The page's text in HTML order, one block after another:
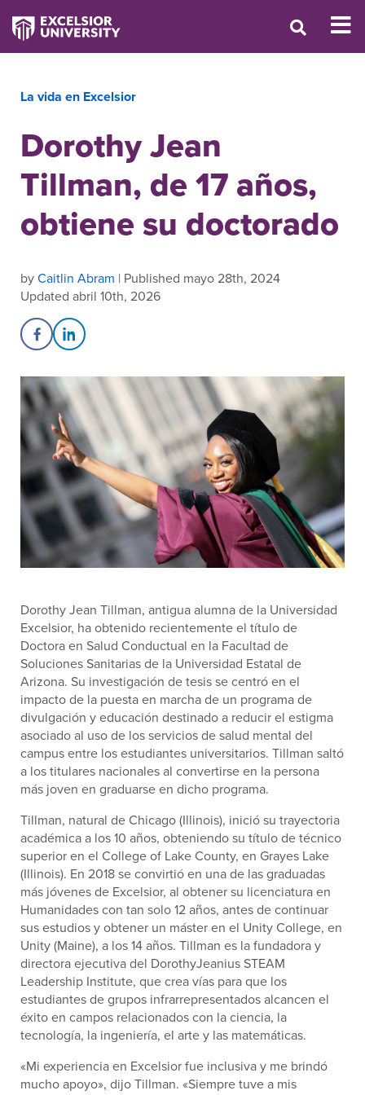
La vida en Excelsior
Dorothy Jean
Tillman, de 17 años,
obtiene su doctorado
byCaitlin Abram | Published mayo 28th, 2024
Updated abril 10th, 2026
Share on Facebook
Share on LinkedIn
Dorothy Jean Tillman, antigua alumna de la Universidad
Excelsior, ha obtenido recientemente el título de
Doctora en Salud Conductual en la Facultad de
Soluciones Sanitarias de la Universidad Estatal de
Arizona. Su investigación de tesis se centró en el
impacto de la puesta en marcha de un programa de
divulgación y educación destinado a reducir el estigma
asociado al uso de los servicios de salud mental del
campus entre los estudiantes universitarios. Tillman saltó
a los titulares nacionales al convertirse en la persona
más joven en graduarse en dicho programa.
Tillman, natural de Chicago (Illinois), inició su trayectoria
académica a los 10 años, obteniendo su título de técnico
superior en el College of Lake County, en Grayes Lake
(Illinois). En 2018 se convirtió en una de las graduadas
más jóvenes de Excelsior, al obtener su licenciatura en
Humanidades con tan solo 12 años, antes de continuar
sus estudios y obtener un máster en el Unity College, en
Unity (Maine), a los 14 años. Tillman es la fundadora y
directora ejecutiva del DorothyJeanius STEAM
Leadership Institute, que crea vías para que los
estudiantes de grupos infrarrepresentados alcancen el
éxito en campos relacionados con la ciencia, la
tecnología, la ingeniería, el arte y las matemáticas.
«Mi experiencia en Excelsior fue inclusiva y me brindó
mucho apoyo», dijo Tillman. «Siempre tuve a mis